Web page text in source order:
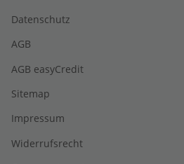
Datenschutz
AGB
AGB easyCredit
Sitemap
Impressum
Widerrufsrecht